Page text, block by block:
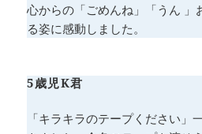
心からの「ごめんね」「うん 」
る姿に感動しました。
5歳児K君
「キラキラのテープください」